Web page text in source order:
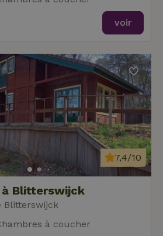
voir
à Blitterswijck
Blitterswijck
7,4/10
à coucher